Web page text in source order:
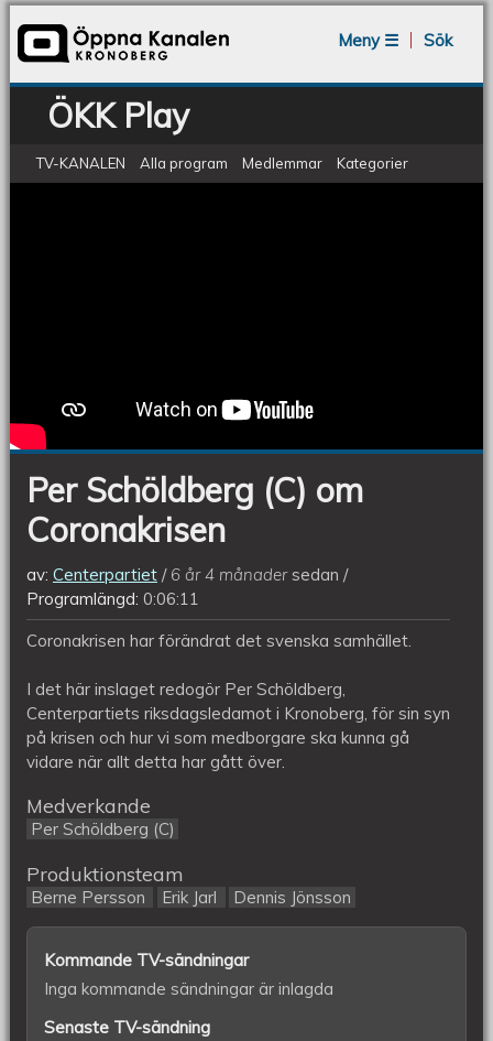
Meny ☰
Sök
ÖKK Play
TV-KANALEN Alla program Medlemmar Kategorier
Per Schöldberg (C) om
Coronakrisen
av: Centerpartiet 6 år 4 månadersedan
Programlängd: 0:06:11
Coronakrisen har förändrat det svenska samhället.
I det här inslaget redogör Per Schöldberg,
Centerpartiets riksdagsledamot i Kronoberg, för sin syn
på krisen och hur vi som medborgare ska kunna gå
vidare när allt detta har gått över.
Medverkande
Per Schöldberg (C)
Produktionsteam
Berne Persson Erik Jarl Dennis Jönsson
Kommande TV-sändningar
Inga kommande sändningar är inlagda
Senaste TV-sändning